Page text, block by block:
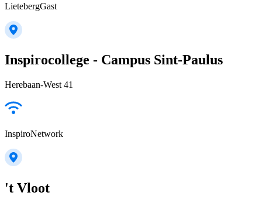
LietebergGast
Inspirocollege - Campus Sint-Paulus
Herebaan-West 41
InspiroNetwork
't Vloot